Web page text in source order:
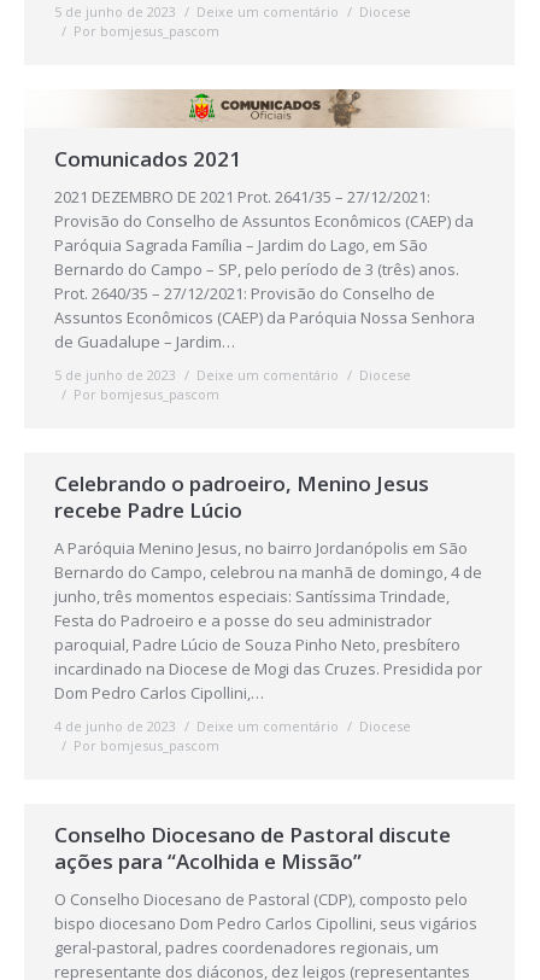
5 de junho de 2023 Deixe um comentário
Diocese
Por bomjesus_pascom
Comunicados 2021
2021 DEZEMBRO DE 2021 Prot. 2641/35 – 27/12/2021:
Provisão do Conselho de Assuntos Econômicos (CAEP) da
Paróquia Sagrada Família – Jardim do Lago, em São
Bernardo do Campo – SP, pelo período de 3 (três) anos.
Prot. 2640/35 – 27/12/2021: Provisão do Conselho de
Assuntos Econômicos (CAEP) da Paróquia Nossa Senhora
de Guadalupe – Jardim…
5 de junho de 2023 Deixe um comentário
Diocese
Por bomjesus_pascom
Celebrando o padroeiro, Menino Jesus
recebe Padre Lúcio
A Paróquia Menino Jesus, no bairro Jordanópolis em São
Bernardo do Campo, celebrou na manhã de domingo, 4 de
junho, três momentos especiais: Santíssima Trindade,
Festa do Padroeiro e a posse do seu administrador
paroquial, Padre Lúcio de Souza Pinho Neto, presbítero
incardinado na Diocese de Mogi das Cruzes. Presidida por
Dom Pedro Carlos Cipollini,…
4 de junho de 2023 Deixe um comentário
Diocese
Por bomjesus_pascom
Conselho Diocesano de Pastoral discute
ações para “Acolhida e Missão”
O Conselho Diocesano de Pastoral (CDP), composto pelo
bispo diocesano Dom Pedro Carlos Cipollini, seus vigários
geral-pastoral, padres coordenadores regionais, um
representante dos diáconos, dez leigos (representantes